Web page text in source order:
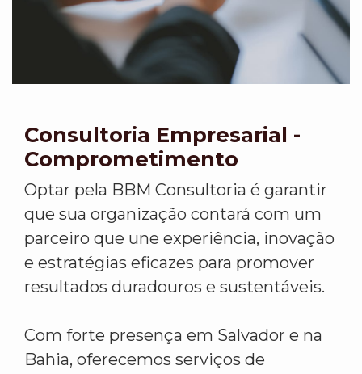
Consultoria Empresarial -
Comprometimento
Optar pela BBM Consultoria é garantir
que sua organização contará com um
parceiro que une experiência, inovação
e estratégias eficazes para promover
resultados duradouros e sustentáveis.
Com forte presença em Salvador e na
Bahia, oferecemos serviços de